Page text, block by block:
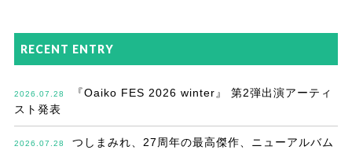
RECENT ENTRY
2026.07.28
『Oaiko FES 2026 winter』 第2弾出演アーティ
スト発表
2026.07.28
つしまみれ、27周年の最高傑作、ニューアルバム